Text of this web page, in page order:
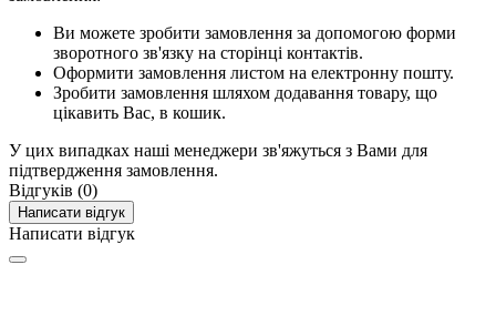
Ви можете зробити замовлення за допомогою форми
зворотного зв'язку на сторінці контактів.
Оформити замовлення листом на електронну пошту.
Зробити замовлення шляхом додавання товару, що
цікавить Вас, в кошик.
У цих випадках наші менеджери зв'яжуться з Вами для
підтвердження замовлення.
Відгуків (0)
Написати відгук
Написати відгук